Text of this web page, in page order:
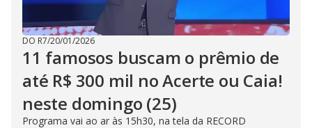
DO R7/20/01/2026
11 famosos buscam o prêmio de
até R$ 300 mil no Acerte ou Caia!
neste domingo (25)
Programa vai ao ar às 15h30, na tela da RECORD